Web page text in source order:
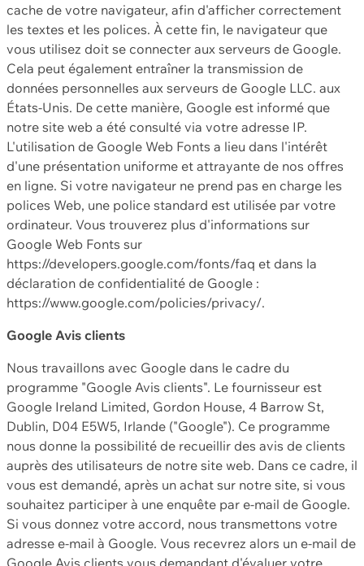
cache de votre navigateur, afin d'afficher correctement
les textes et les polices. À cette fin, le navigateur que
vous utilisez doit se connecter aux serveurs de Google.
Cela peut également entraîner la transmission de
données personnelles aux serveurs de Google LLC. aux
États-Unis. De cette manière, Google est informé que
notre site web a été consulté via votre adresse IP.
L'utilisation de Google Web Fonts a lieu dans l'intérêt
d'une présentation uniforme et attrayante de nos offres
en ligne. Si votre navigateur ne prend pas en charge les
polices Web, une police standard est utilisée par votre
ordinateur. Vous trouverez plus d'informations sur
Google Web Fonts sur
https://developers.google.com/fonts/faq et dans la
déclaration de confidentialité de Google :
https://www.google.com/policies/privacy/.
Google Avis clients
Nous travaillons avec Google dans le cadre du
programme "Google Avis clients". Le fournisseur est
Google Ireland Limited, Gordon House, 4 Barrow St,
Dublin, D04 E5W5, Irlande ("Google"). Ce programme
nous donne la possibilité de recueillir des avis de clients
auprès des utilisateurs de notre site web. Dans ce cadre, il
vous est demandé, après un achat sur notre site, si vous
souhaitez participer à une enquête par e-mail de Google.
Si vous donnez votre accord, nous transmettons votre
adresse e-mail à Google. Vous recevrez alors un e-mail de